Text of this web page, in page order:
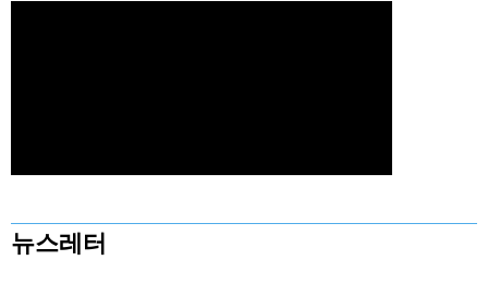
뉴스레터